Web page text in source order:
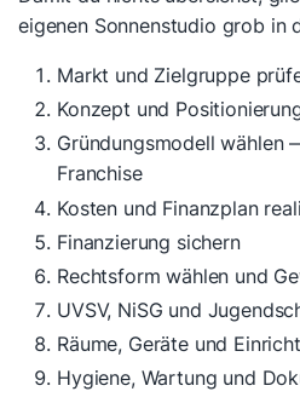
eigenen Sonnenstudio grob in
Markt und Zielgruppe
Konzept und
Gründungsmodell wählen
Franchise
Kosten und Finanzplan
Finanzierung sichern
Rechtsform wählen und
UVSV, NiSG und
Räume, Geräte und
Hygiene, Wartung und